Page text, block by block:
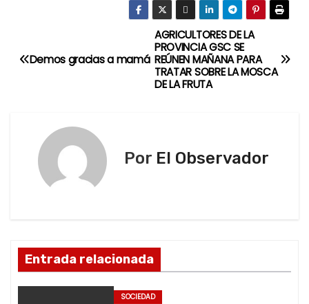
a
i
ó
AGRICULTORES DE LA
PROVINCIA GSC SE
REÚNEN MAÑANA PARA
TRATAR SOBRE LA MOSCA
DE LA FRUTA
Demos gracias a mamá
Por El Observador
Entrada relacionada
SOCIEDAD